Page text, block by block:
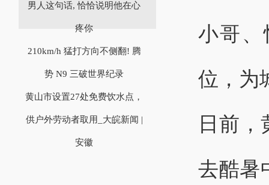
男人这句话, 恰恰说明他在心
疼你
210km/h 猛打方向不侧翻! 腾
势 N9 三破世界纪录
黄山市设置27处免费饮水点，
供户外劳动者取用_大皖新闻 |
安徽
小哥
位，为
日前
去酷暑